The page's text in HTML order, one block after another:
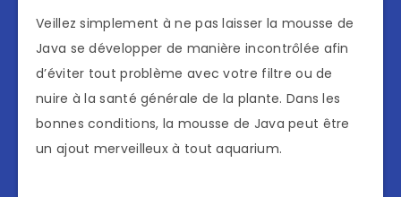
Veillez simplement à ne pas laisser la mousse de
Java se développer de manière incontrôlée afin
d’éviter tout problème avec votre filtre ou de
nuire à la santé générale de la plante. Dans les
bonnes conditions, la mousse de Java peut être
un ajout merveilleux à tout aquarium.